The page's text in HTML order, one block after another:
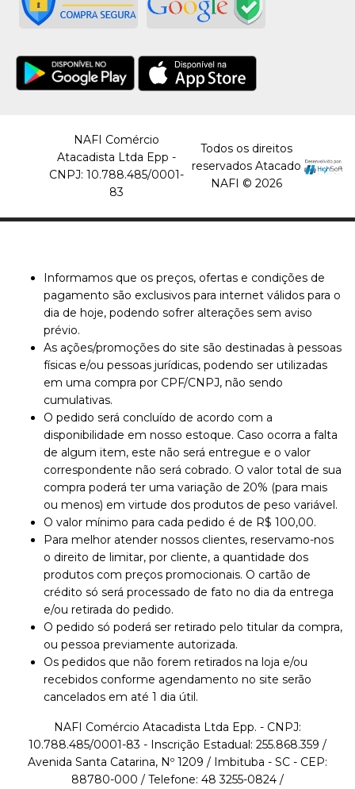
NAFI Comércio
Atacadista Ltda Epp -
CNPJ: 10.788.485/0001-
83
Todos os direitos
reservados Atacado
NAFI © 2026
Informamos que os preços, ofertas e condições de
pagamento são exclusivos para internet válidos para o
dia de hoje, podendo sofrer alterações sem aviso
prévio.
As ações/promoções do site são destinadas à pessoas
físicas e/ou pessoas jurídicas, podendo ser utilizadas
em uma compra por CPF/CNPJ, não sendo
cumulativas.
O pedido será concluído de acordo com a
disponibilidade em nosso estoque. Caso ocorra a falta
de algum item, este não será entregue e o valor
correspondente não será cobrado. O valor total de sua
compra poderá ter uma variação de 20% (para mais
ou menos) em virtude dos produtos de peso variável.
O valor mínimo para cada pedido é de R$ 100,00.
Para melhor atender nossos clientes, reservamo-nos
o direito de limitar, por cliente, a quantidade dos
produtos com preços promocionais. O cartão de
crédito só será processado de fato no dia da entrega
e/ou retirada do pedido.
O pedido só poderá ser retirado pelo titular da compra,
ou pessoa previamente autorizada.
Os pedidos que não forem retirados na loja e/ou
recebidos conforme agendamento no site serão
cancelados em até 1 dia útil.
NAFI Comércio Atacadista Ltda Epp. - CNPJ:
10.788.485/0001-83 - Inscrição Estadual: 255.868.359 /
Avenida Santa Catarina, Nº 1209 / Imbituba - SC - CEP:
88780-000 / Telefone: 48 3255-0824 /